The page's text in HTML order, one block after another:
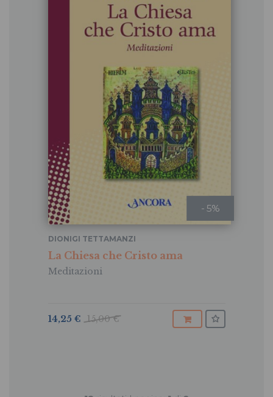
- 5%
La Chiesa che Cristo ama
Meditazioni
DIONIGI TETTAMANZI
15,00 €
14,25 €